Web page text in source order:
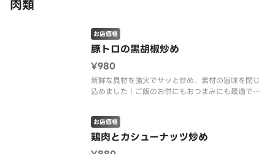
肉類
豚トロの黒胡椒炒め
お店価格
¥980
新鮮な具材を強火でサッと炒め、素材の旨味を閉じ
込めました！ご飯のお供にもおつまみにも最適で
鶏肉とカシューナッツ炒め
お店価格